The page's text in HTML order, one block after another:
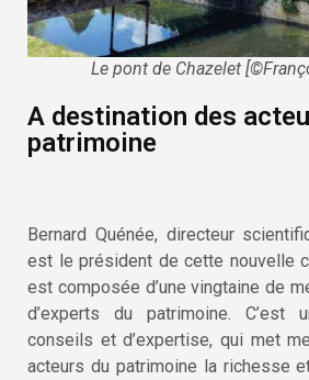
Le pont de Chazelet
A destination des
patrimoine
Bernard Quénée, directeur
est le président de cette nouvelle
est composée d’une vingtaine de
d’experts du patrimoine. C’est
conseils et d’expertise, qui met
acteurs du patrimoine la richesse